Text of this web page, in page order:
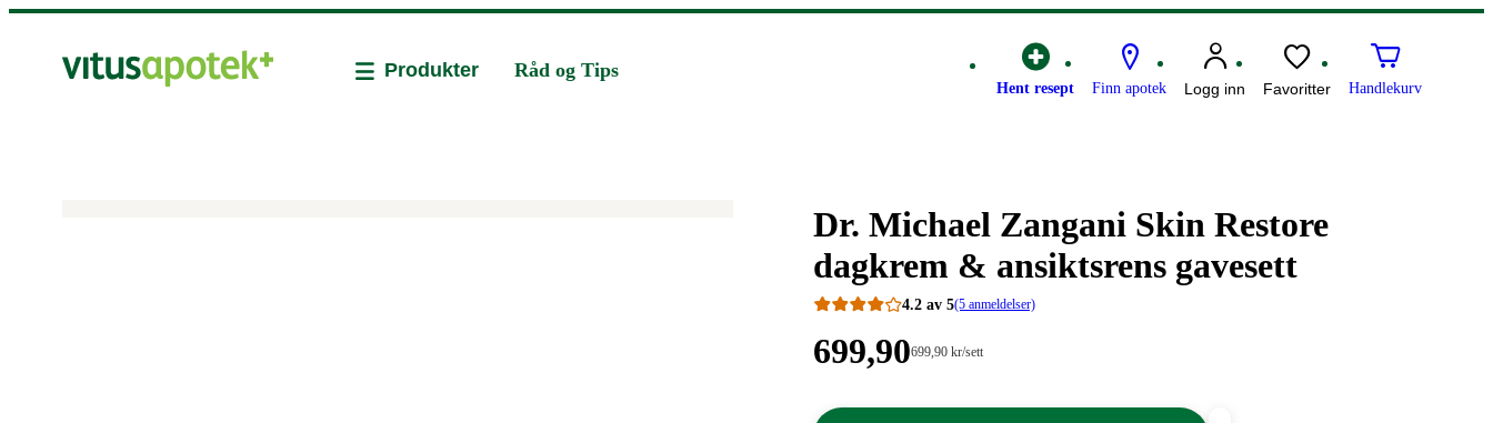
Hent resept Finn apotek Logg inn Favoritter Handlekurv
Produkter Råd og Tips
Dr. Michael Zangani Skin Restore
dagkrem & ansiktsrens gavesett
4.2 av 5(5 anmeldelser)
Pris:
699,90Stykkpris:
699,90 kr/sett